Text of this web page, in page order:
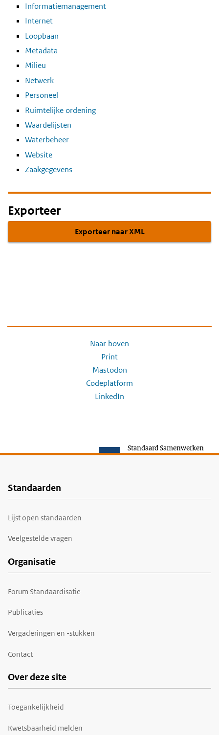
Informatiemanagement
Internet
Loopbaan
Metadata
Milieu
Netwerk
Personeel
Ruimtelijke ordening
Waardelijsten
Waterbeheer
Website
Zaakgegevens
Exporteer
Exporteer naar XML
Naar boven
Print
Mastodon
Codeplatform
LinkedIn
Standaard Samenwerken
Voet
Standaarden
Lijst open standaarden
Veelgestelde vragen
Organisatie
Forum Standaardisatie
Publicaties
Vergaderingen en -stukken
Contact
Over deze site
Toegankelijkheid
Kwetsbaarheid melden